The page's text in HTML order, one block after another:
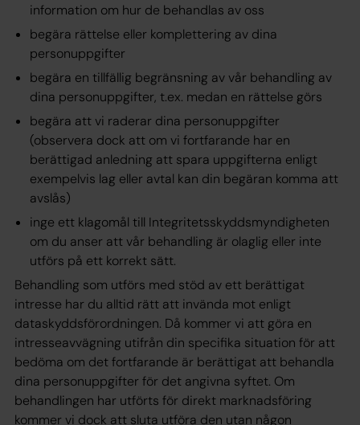
information om hur de behandlas av oss
begära rättelse eller komplettering av dina
personuppgifter
begära en tillfällig begränsning av vår behandling av
dina personuppgifter, t.ex. medan en rättelse görs
begära att vi raderar dina personuppgifter
(observera dock att om vi fortfarande har en
berättigad anledning att spara uppgifterna enligt
exempelvis lag eller avtal kan din begäran komma att
avslås)
inge ett klagomål till Integritetsskyddsmyndigheten
om du anser att vår behandling är olaglig eller inte
utförs på ett korrekt sätt.
Behandling som utförs med stöd av ett berättigat
intresse har du alltid rätt att invända mot enligt
dataskyddsförordningen. Då kommer vi att göra en
intresseavvägning utifrån din specifika situation för att
bedöma om det fortfarande är berättigat att behandla
dina personuppgifter för det angivna syftet. Om
behandlingen har utförts för direkt marknadsföring
kommer vi dock att sluta utföra den utan någon